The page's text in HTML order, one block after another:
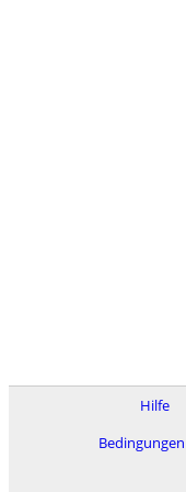
Hilfe
Bedingungen